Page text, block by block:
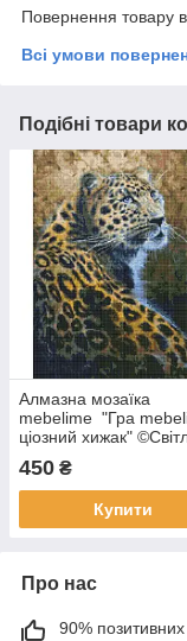
Повернення товару
Всі умови
Подібні товари
Алмазна мозаїка
mebelime "Гра
ціозний хижак"
Ідейка 40х50 см
450 ₴
Купити
Про нас
90% позитивних